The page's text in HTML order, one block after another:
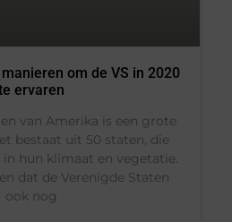
om de VS in 2020
ervaren
van Amerika is een grote
bestaat uit 50 staten, die
hun klimaat en vegetatie.
dat de Verenigde Staten
ook nog